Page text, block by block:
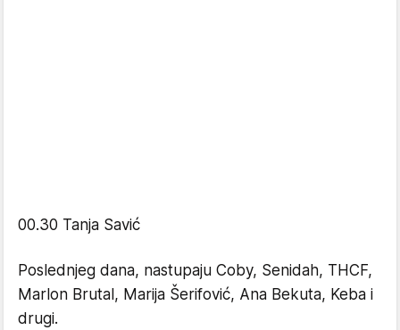
00.30 Tanja Savić
Poslednjeg dana, nastupaju Coby, Senidah, THCF,
Marlon Brutal, Marija Šerifović, Ana Bekuta, Keba i
drugi.